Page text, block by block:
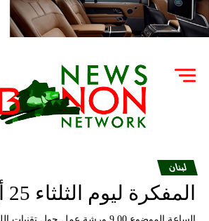
لبنان
المفكرة ليوم الثلثاء 25 أيلول 2018
الساعة الموضوع 9,00 ورشة عمل حول